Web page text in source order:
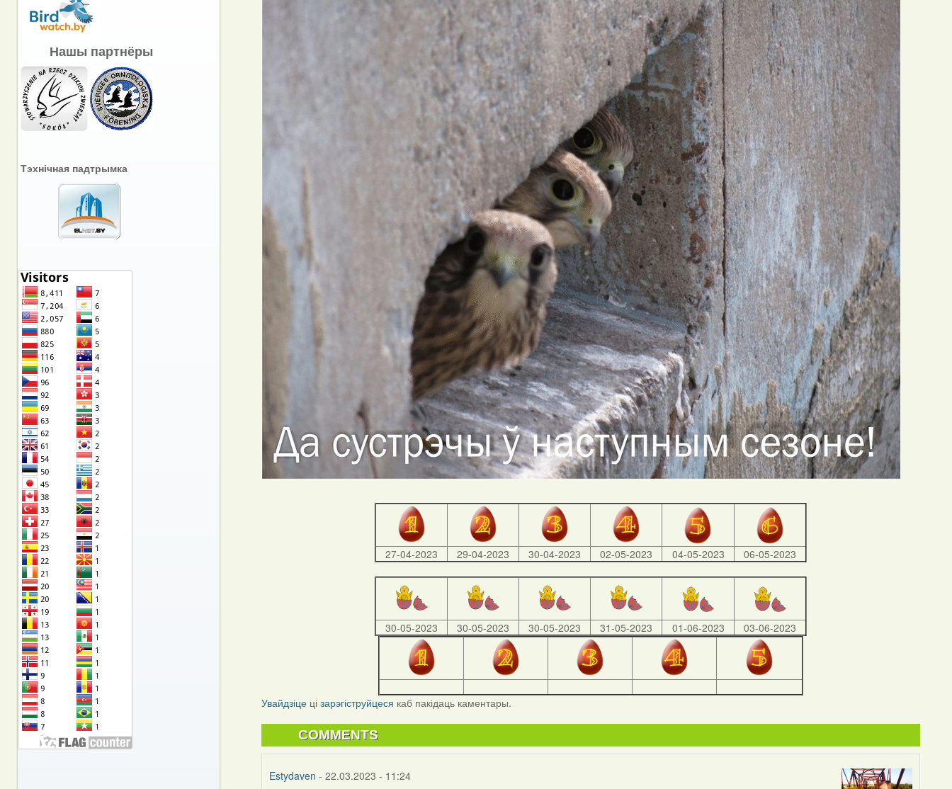
27-04-2023 29-04-2023 30-04-2023 02-05-2023 04-05-2023 06-05-2023
30-05-2023 30-05-2023 30-05-2023 31-05-2023 01-06-2023 03-06-2023
Увайдзіце цізарэгіструйцеся каб пакідаць каментары.
COMMENTS
Estydaven - 22.03.2023 - 11:24
Нашы партнёры
Тэхнічная падтрымка